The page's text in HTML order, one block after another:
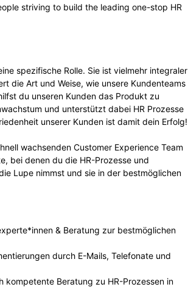
striving to build the leading one-stop HR
spezifische Rolle. Sie ist vielmehr integraler
die Art und Weise, wie unsere Kundenteams
du unseren Kunden das Produkt zu
und unterstützt dabei HR Prozesse
unserer Kunden ist damit dein Erfolg!
wachsenden Customer Experience Team
bei denen du die HR-Prozesse und
Lupe nimmst und sie in der bestmöglichen
& Beratung zur bestmöglichen
durch E-Mails, Telefonate und
Beratung zu HR-Prozessen in